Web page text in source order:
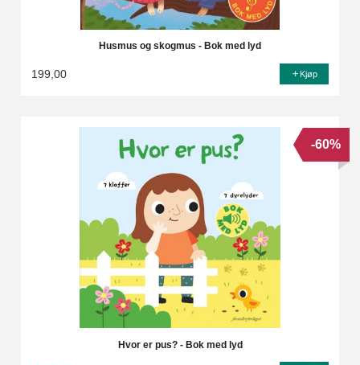
Husmus og skogmus - Bok med lyd
199,00 Kjøp
Hvor er pus? - Bok med lyd
-60%